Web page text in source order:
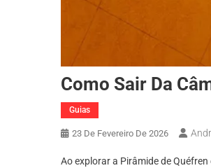
Como Sair Da
Guias
23 De Fevereiro De 2026
Ao explorar a Pirâmide de